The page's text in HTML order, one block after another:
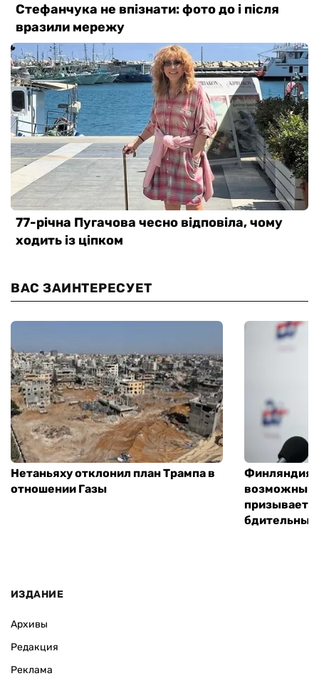
ВАС ЗАИНТЕРЕСУЕТ
Нетаньяху отклонил план Трампа в
отношении Газы
Финляндия
возможным
призывает
ИЗДАНИЕ
Архивы
Редакция
Реклама